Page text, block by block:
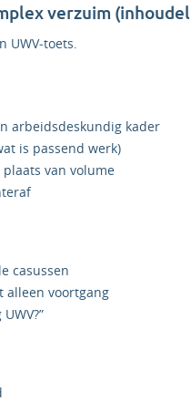
verzuim
arbeidsdeskundig kader
is passend werk)
van volume
casussen
alleen voortgang